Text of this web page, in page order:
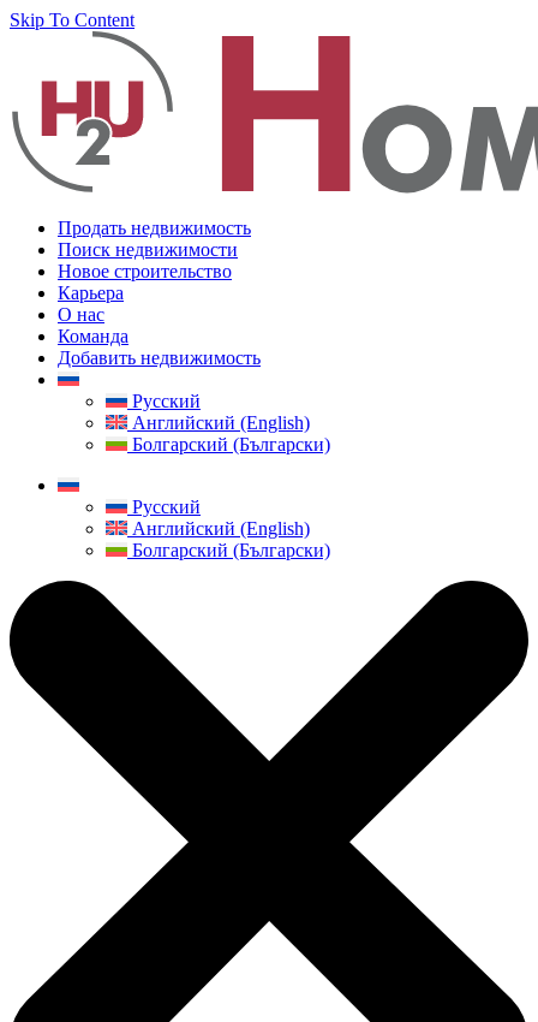
Skip To Content
Продать недвижимость
Поиск недвижимости
Новое строительство
Карьера
О нас
Команда
Добавить недвижимость
Русский
Английский (English)
Болгарский (Български)
Русский
Английский (English)
Болгарский (Български)